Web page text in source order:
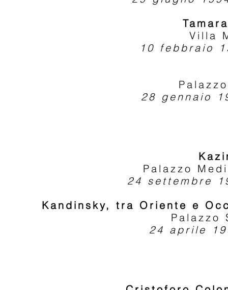
Villa
10 febbraio
28 gennaio
Palazzo
24 settembre
Kandinsky, tra Oriente e
Palazzo
24 aprile